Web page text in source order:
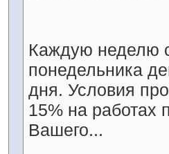
Каждую неделю
понедельника
дня. Условия
15% на работах
Вашего...